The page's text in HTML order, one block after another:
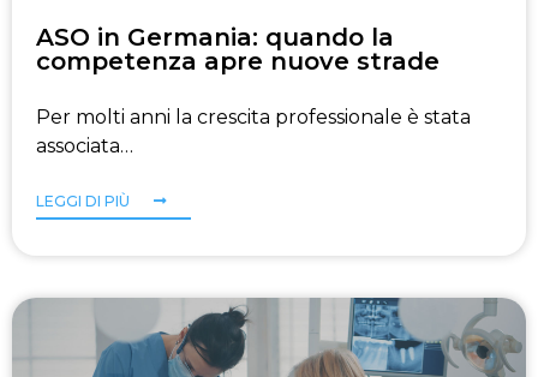
ASO in Germania: quando la
competenza apre nuove strade
Per molti anni la crescita professionale è stata
associata…
LEGGI DI PIÙ